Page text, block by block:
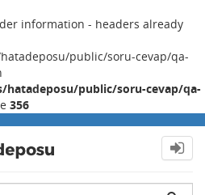
information - headers already
public/soru-cevap/qa-
public/soru-cevap/qa-
356